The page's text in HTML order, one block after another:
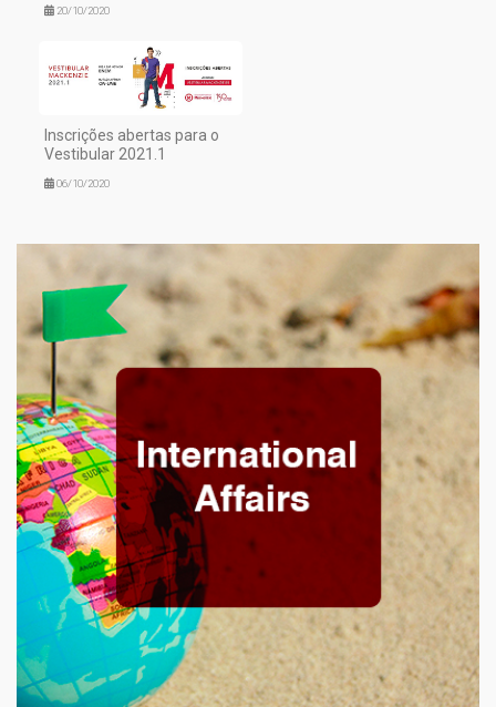
20/10/2020
Inscrições abertas para o
Vestibular 2021.1
06/10/2020